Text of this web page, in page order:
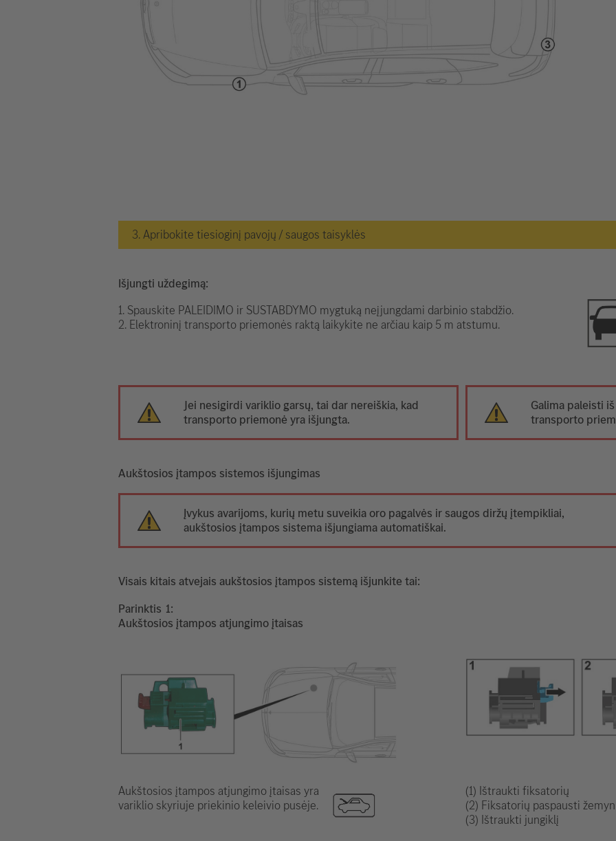
3. Apribokite tiesioginį pavojų / saugos taisyklės
Išjungti uždegimą:
1. Spauskite PALEIDIMO ir SUSTABDYMO mygtuką neįjungdami darbinio stabdžio.
2. Elektroninį transporto priemonės raktą laikykite ne arčiau kaip 5 m atstumu.
Jei nesigirdi variklio garsų, tai dar nereiškia, kad
transporto priemonė yra išjungta.
Galima paleisti
transporto
Aukštosios įtampos sistemos išjungimas
Įvykus avarijoms, kurių metu suveikia oro pagalvės ir saugos diržų įtempikliai,
aukštosios įtampos sistema išjungiama automatiškai.
Visais kitais atvejais aukštosios įtampos sistemą išjunkite tai:
Parinktis
Aukštosios įtampos atjungimo įtaisas
Aukštosios įtampos atjungimo įtaisas yra
variklio skyriuje priekinio keleivio pusėje.
(1) Ištraukti fiksatorių
(2) Fiksatorių paspausti žemyn
(3) Ištraukti jungiklį